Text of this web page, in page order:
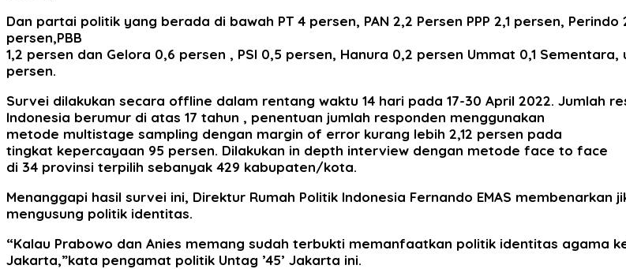
Dan partai politik yang berada di bawah PT 4 persen, PAN 2,2 Persen PPP 2,1 persen,
persen,PBB
1,2 persen dan Gelora 0,6 persen , PSI 0,5 persen, Hanura 0,2 persen Ummat 0,1
persen.
Survei dilakukan secara offline dalam rentang waktu 14 hari pada 17-30 April 2022. Jumlah
Indonesia berumur di atas 17 tahun , penentuan jumlah responden menggunakan
metode multistage sampling dengan margin of error kurang lebih 2,12 persen pada
tingkat kepercayaan 95 persen. Dilakukan in depth interview dengan metode face to face
di 34 provinsi terpilih sebanyak 429 kabupaten/kota.
Menanggapi hasil survei ini, Direktur Rumah Politik Indonesia Fernando EMAS
mengusung politik identitas.
“Kalau Prabowo dan Anies memang sudah terbukti memanfaatkan politik identitas agama
Jakarta,”kata pengamat politik Untag ’45’ Jakarta ini.